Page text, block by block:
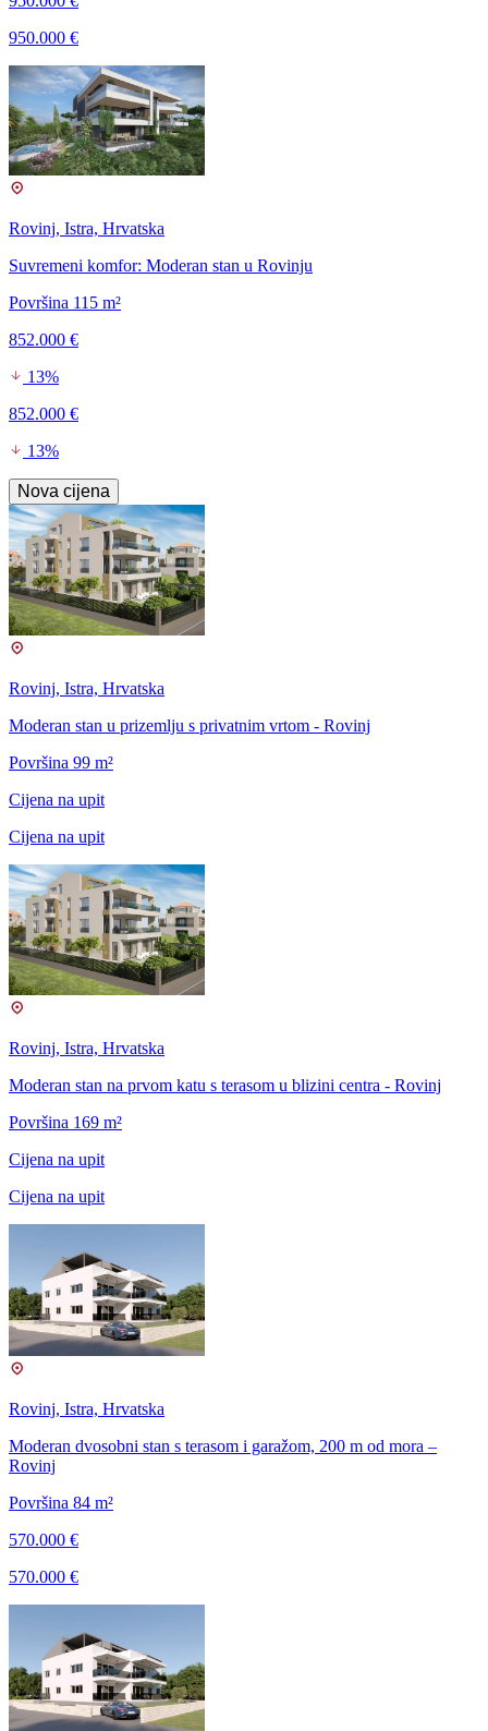
950.000 €
Rovinj, Istra, Hrvatska
Suvremeni komfor: Moderan stan u Rovinju
Površina 115 m²
852.000 €
13%
852.000 €
13%
Nova cijena
Rovinj, Istra, Hrvatska
Moderan stan u prizemlju s privatnim vrtom - Rovinj
Površina 99 m²
Cijena na upit
Cijena na upit
Rovinj, Istra, Hrvatska
Moderan stan na prvom katu s terasom u blizini centra - Rovinj
Površina 169 m²
Cijena na upit
Cijena na upit
Rovinj, Istra, Hrvatska
Moderan dvosobni stan s terasom i garažom, 200 m od mora –
Rovinj
Površina 84 m²
570.000 €
570.000 €